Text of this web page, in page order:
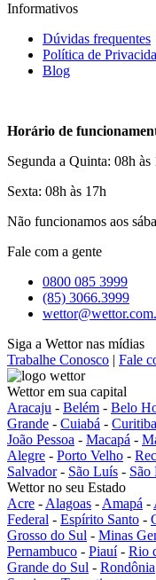
Informativos
Dúvidas frequentes
Política de
Blog
Horário de
Segunda a Quinta: 08h às
Sexta: 08h às 17h
Não funcionamos aos
Fale com a gente
0800 085 3999
(85) 3066.3999
Siga a Wettor nas mídias
Trabalhe Conosco | Fale
Wettor em sua capital
Aracaju - Belém - Belo
Grande - Cuiabá - Curitiba
João Pessoa - Macapá -
Alegre - Porto Velho -
Salvador- São Luís - São
Wettor no seu Estado
Acre - Alagoas - Amapá -
Federal - Espírito Santo -
Grosso do Sul - Minas
Pernambuco - Piauí- Rio
Grande do Sul - Rondônia